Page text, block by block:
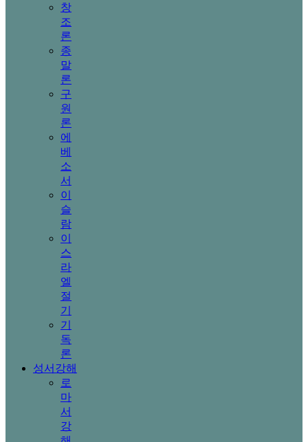
창
조
론
종
말
론
구
원
론
에
베
소
서
이
슬
람
이
스
라
엘
절
기
기
독
론
성서강해
로
마
서
강